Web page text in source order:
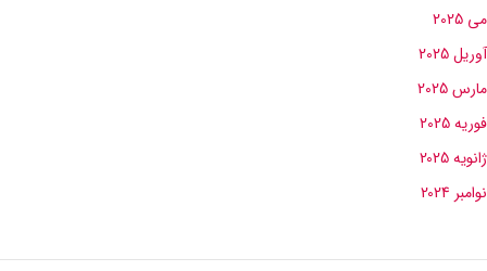
می 2025
آوریل 2025
مارس 2025
فوریه 2025
ژانویه 2025
نوامبر 2024